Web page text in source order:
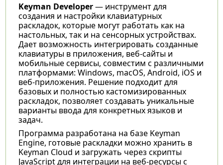
Keyman Developer— инструмент для
создания и настройки клавиатурных
раскладок, которые могут работать как на
настольных, так и на сенсорных устройствах.
Дает возможность интегрировать созданные
клавиатуры в приложения, веб-сайты и
мобильные сервисы, совместим с различными
платформами: Windows, macOS, Android, iOS и
веб-приложения. Решение подходит для
базовых и полностью кастомизированных
раскладок, позволяет создавать уникальные
варианты ввода для конкретных языков и
задач.
Программа разработана на базе Keyman
Engine, готовые раскладки можно хранить в
Keyman Cloud и загружать через скрипты
JavaScript для интеграции на веб-ресурсы с